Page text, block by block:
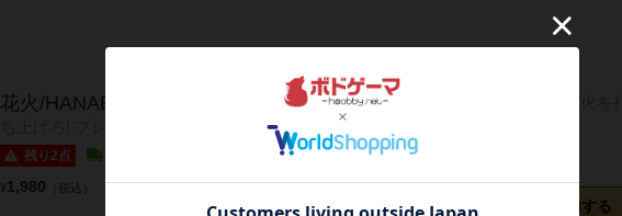
花火/HANABI 第二版 日本語版の通販
みんなで力を合わせて極上の花火を打
ち上げろ! プレイヤー協力型カードゲーム
残り2点 日本語ルール付き/日本語版
カートに追加する
¥1,980 （税込）